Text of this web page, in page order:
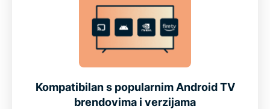
Kompatibilan s popularnim Android TV
brendovima i verzijama